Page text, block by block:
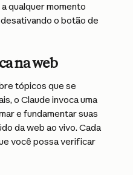
qualquer momento
o botão de
na web
tópicos que se
o Claude invoca uma
e fundamentar suas
da web ao vivo. Cada
você possa verificar